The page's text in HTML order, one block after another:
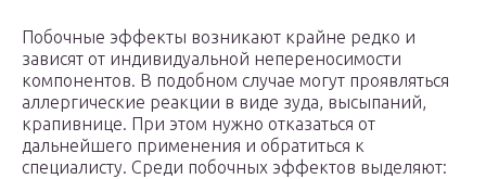
Побочные эффекты возникают крайне редко и
зависят от индивидуальной непереносимости
компонентов. В подобном случае могут проявляться
аллергические реакции в виде зуда, высыпаний,
крапивнице. При этом нужно отказаться от
дальнейшего применения и обратиться к
специалисту. Среди побочных эффектов выделяют: